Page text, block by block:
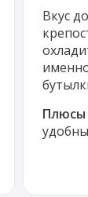
Вкус
Плюсы